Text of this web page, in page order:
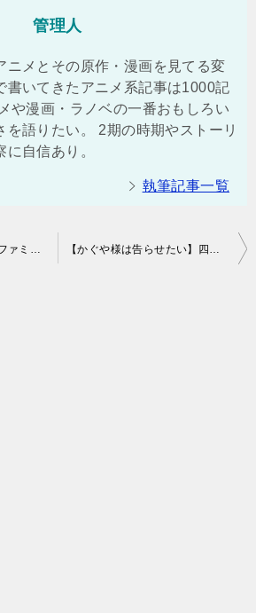
管理人
ニメとその原作・漫画を見てる変
書いてきたアニメ系記事は1000記
や漫画・ラノベの一番おもしろい
を語りたい。 2期の時期やストーリ
自信あり。
執筆記事一覧
SPY×FAMILY（スパイファミリー）の10巻の発売日はいつ？表紙や特典にあらすじや感想！ロイド（黄昏）の過去が明らかに！？（ネタバレ注意） 【かぐや様は告らせたい】四宮かぐやがかわいい！白銀との恋愛・キスシーン・告白・「セッ」のまとめ！（ネタバレ注意）